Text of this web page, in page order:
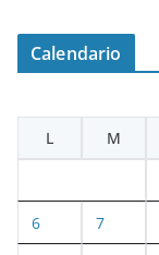
Calendario
L
M
6 7